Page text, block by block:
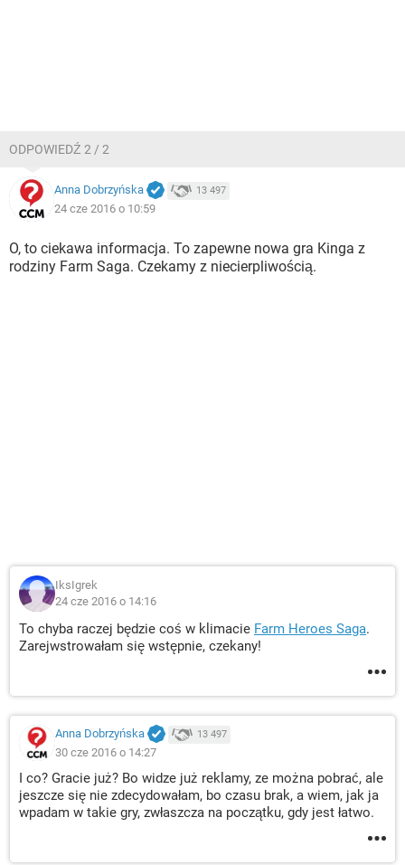
ODPOWIEDŹ 2 / 2
Anna Dobrzyńska 13 497
24 cze 2016 o 10:59
O, to ciekawa informacja. To zapewne nowa gra Kinga z
rodziny Farm Saga. Czekamy z niecierpliwością.
IksIgrek
24 cze 2016 o 14:16
To chyba raczej będzie coś w klimacie Farm Heroes Saga.
Zarejwstrowałam się wstępnie, czekany!
Anna Dobrzyńska 13 497
30 cze 2016 o 14:27
I co? Gracie już? Bo widze już reklamy, ze można pobrać, ale
jeszcze się nie zdecydowałam, bo czasu brak, a wiem, jak ja
wpadam w takie gry, zwłaszcza na początku, gdy jest łatwo.